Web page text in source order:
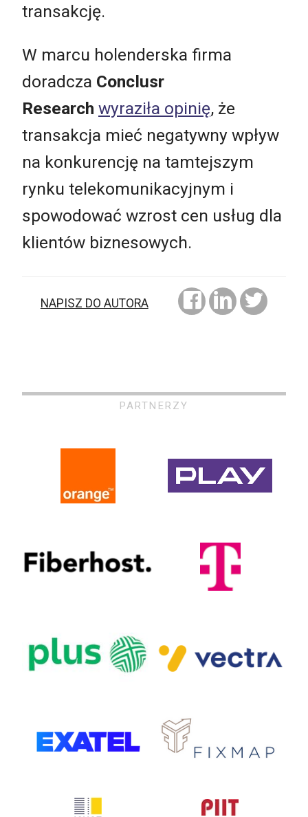
transakcję.
W marcu holenderska firma
doradcza Conclusr
Research wyraziła opinię, że
transakcja mieć negatywny wpływ
na konkurencję na tamtejszym
rynku telekomunikacyjnym i
spowodować wzrost cen usług dla
klientów biznesowych.
NAPISZ DO AUTORA
PARTNERZY